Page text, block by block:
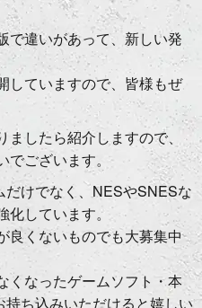
で違いがあって、新しい発
していますので、皆様もぜ
したら紹介しますので、
でございます。
けでなく、NESやSNESな
しています。
良くないものでも大募集中
くなったゲームソフト・本
ち込みいただけると嬉しい